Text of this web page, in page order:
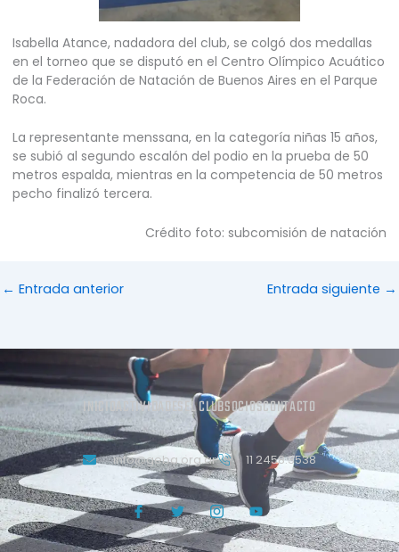
Isabella Atance, nadadora del club, se colgó dos medallas
en el torneo que se disputó en el Centro Olímpico Acuático
de la Federación de Natación de Buenos Aires en el Parque
Roca.
La representante menssana, en la categoría niñas 15 años,
se subió al segundo escalón del podio en la prueba de 50
metros espalda, mientras en la competencia de 50 metros
pecho finalizó tercera.
Crédito foto: subcomisión de natación
← Entrada anterior Entrada siguiente →
INICIOACTIVIDADES EL CLUBSOCIOSCONTACTO
info@geba.org.ar 11 2458.3538
J
k
i
-
T
w
i
t
J
k
i
-
Y
o
u
t